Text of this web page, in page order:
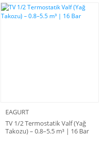
EAGURT
TV 1/2 Termostatik Valf (Yağ
Takozu) – 0.8–5.5 m³ | 16 Bar